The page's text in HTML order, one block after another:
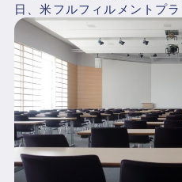
日、米フルフィルメントプ
ShipBob（本社：シカゴ、